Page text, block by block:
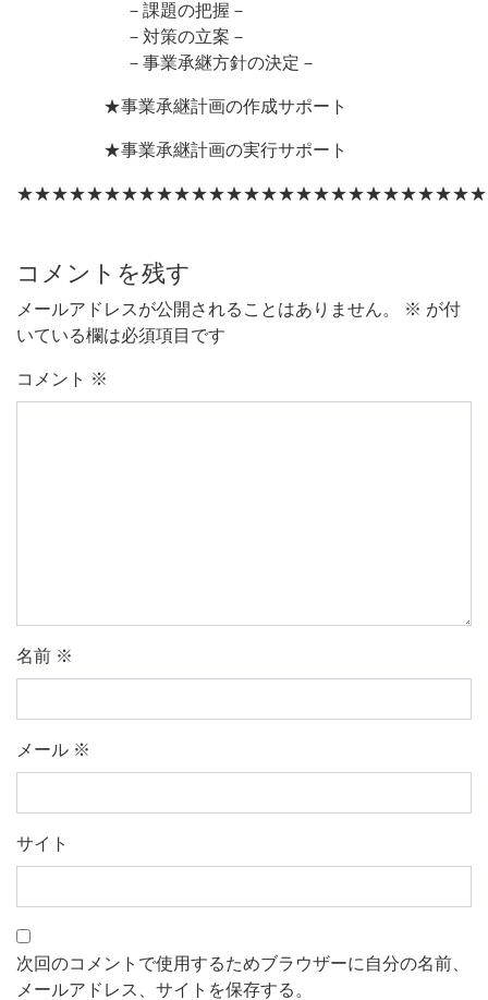
－課題の把握－
－対策の立案－
－事業承継方針の決定－
★事業承継計画の作成サポート
★事業承継計画の実行サポート
コメントを残す
メールアドレスが公開されることはありません。 ※ が付
いている欄は必須項目です
コメント ※
名前 ※
メール ※
サイト
次回のコメントで使用するためブラウザーに自分の名前、
メールアドレス、サイトを保存する。